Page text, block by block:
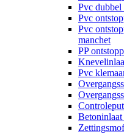
Pvc dubbel
Pvc
Pvc
manchet
PP
Pvc
Controleput